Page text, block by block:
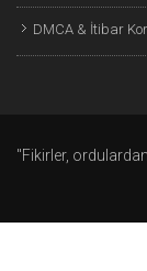
DMCA & İtibar
"Fikirler,